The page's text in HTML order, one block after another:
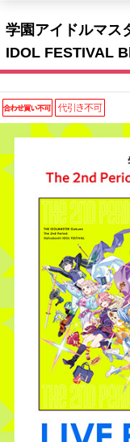
ゲーム
EVENT
その他先行受付
アイドルマスター SideM
アイドルマスター シャ
学園アイドルマスター
プロジェクトアイマス ヴ
テイルズ オブ シリーズ
太鼓の達人
ACE COMBAT
パックマン
ナムコクラシック
学園アイドルマ
IDOL FESTIVAL